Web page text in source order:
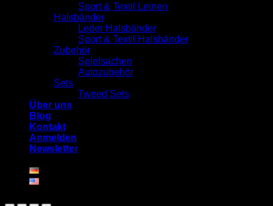
Sport & Textil Leinen
Halsbänder
Leder Halsbänder
Sport & Textil Halsbänder
Zubehör
Spielsachen
Autozubehör
Sets
Tweed Sets
Über uns
Blog
Kontakt
Anmelden
Newsletter